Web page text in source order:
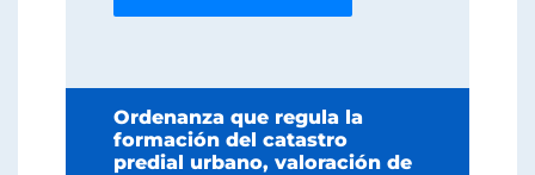
Ordenanza que regula la
formación del catastro
predial urbano, valoración de